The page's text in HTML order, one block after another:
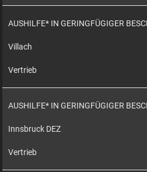
AUSHILFE* IN GERINGFÜGIGER
Villach
Vertrieb
AUSHILFE* IN GERINGFÜGIGER
Innsbruck DEZ
Vertrieb